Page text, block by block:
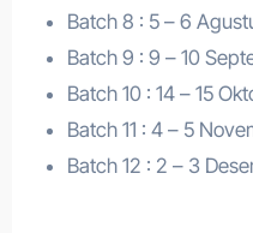
Batch 8 : 5 – 6
Batch 9 : 9 – 10
Batch 10 : 14 – 15
Batch 11 : 4 – 5
Batch 12 : 2 – 3